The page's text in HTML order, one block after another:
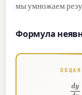
мы умножаем
Формула
y